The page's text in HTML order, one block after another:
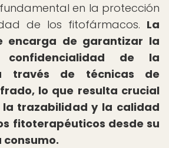
en la protección
de los fitofármacos. La
encarga de garantizar la
de la
través de técnicas de
lo que resulta crucial
trazabilidad y la calidad
fitoterapéuticos desde su
consumo.